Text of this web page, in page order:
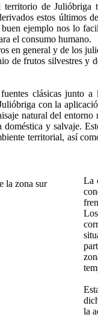
de Julióbriga
estos últimos
ejemplo nos lo
el consumo humano.
en general y de los
de frutos silvestres y
clásicas junto
con la
natural del
y salvaje.
territorial, así
La
la